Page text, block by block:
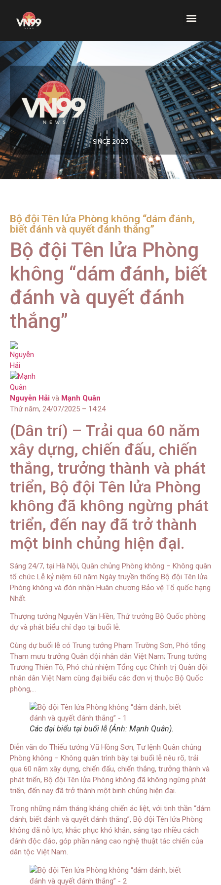
SINCE 2023
Bộ đội Tên lửa Phòng không “dám đánh,
biết đánh và quyết đánh thắng”
Bộ đội Tên lửa Phòng
không “dám đánh, biết
đánh và quyết đánh
thắng”
Nguyễn Hải và Mạnh Quân
Thứ năm, 24/07/2025 – 14:24
(Dân trí) – Trải qua 60 năm
xây dựng, chiến đấu, chiến
thắng, trưởng thành và phát
triển, Bộ đội Tên lửa Phòng
không đã không ngừng phát
triển, đến nay đã trở thành
một binh chủng hiện đại.
Sáng 24/7, tại Hà Nội, Quân chủng Phòng không – Không quân
tổ chức Lễ kỷ niệm 60 năm Ngày truyền thống Bộ đội Tên lửa
Phòng không và đón nhận Huân chương Bảo vệ Tổ quốc hạng
Nhất.
Thượng tướng Nguyễn Văn Hiền, Thứ trưởng Bộ Quốc phòng
dự và phát biểu chỉ đạo tại buổi lễ.
Cùng dự buổi lễ có Trung tướng Phạm Trường Sơn, Phó tổng
Tham mưu trưởng Quân đội nhân dân Việt Nam; Trung tướng
Trương Thiên Tô, Phó chủ nhiệm Tổng cục Chính trị Quân đội
nhân dân Việt Nam cùng đại biểu các đơn vị thuộc Bộ Quốc
phòng,…
Các đại biểu tại buổi lễ (Ảnh: Mạnh Quân).
Diễn văn do Thiếu tướng Vũ Hồng Sơn, Tư lệnh Quân chủng
Phòng không – Không quân trình bày tại buổi lễ nêu rõ, trải
qua 60 năm xây dựng, chiến đấu, chiến thắng, trưởng thành và
phát triển, Bộ đội Tên lửa Phòng không đã không ngừng phát
triển, đến nay đã trở thành một binh chủng hiện đại.
Trong những năm tháng kháng chiến ác liệt, với tinh thần “dám
đánh, biết đánh và quyết đánh thắng”, Bộ đội Tên lửa Phòng
không đã nỗ lực, khắc phục khó khăn, sáng tạo nhiều cách
đánh độc đáo, góp phần nâng cao nghệ thuật tác chiến của
dân tộc Việt Nam.